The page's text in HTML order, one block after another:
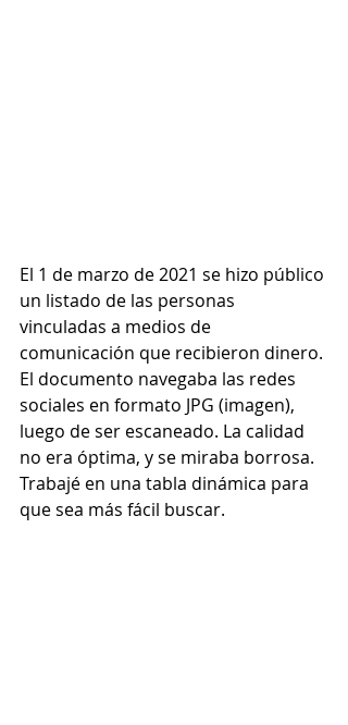
El 1 de marzo de 2021 se hizo público
un listado de las personas
vinculadas a medios de
comunicación que recibieron dinero.
El documento navegaba las redes
sociales en formato JPG (imagen),
luego de ser escaneado. La calidad
no era óptima, y se miraba borrosa.
Trabajé en una tabla dinámica para
que sea más fácil buscar.